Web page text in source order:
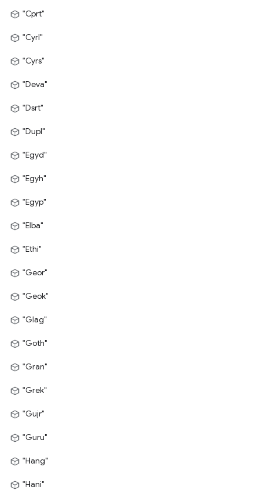
"Cprt"
"Cyrl"
"Cyrs"
"Deva"
"Dsrt"
"Dupl"
"Egyd"
"Egyh"
"Egyp"
"Elba"
"Ethi"
"Geor"
"Geok"
"Glag"
"Goth"
"Gran"
"Grek"
"Gujr"
"Guru"
"Hang"
"Hani"